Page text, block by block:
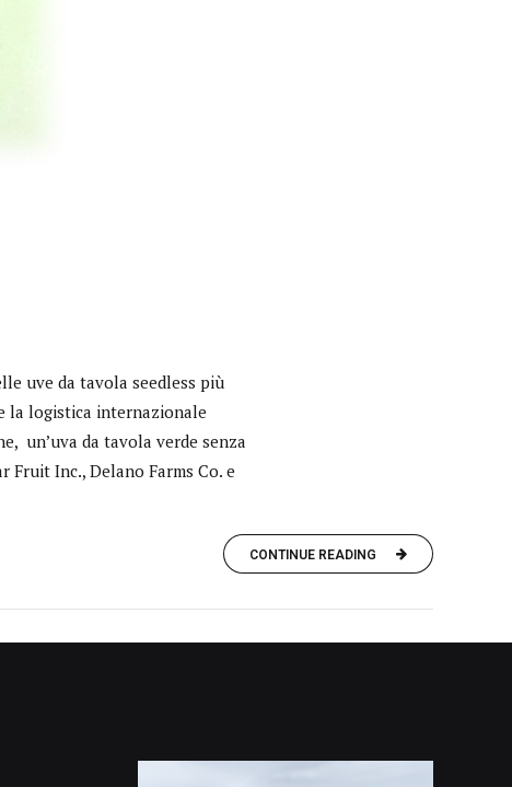
uve da tavola seedless più
la logistica internazionale
un’uva da tavola verde senza
Inc., Delano Farms Co. e
CONTINUE READING